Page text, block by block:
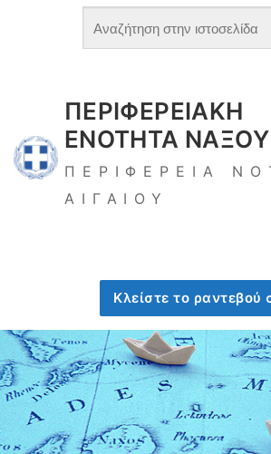
ΠΕΡΙΦΕΡΕΙΑΚΗ
ΕΝΟΤΗΤΑ ΝΑΞΟΥ
ΠΕΡΙΦΕΡΕΙΑ
ΑΙΓΑΙΟΥ
Κλείστε το ραντεβού